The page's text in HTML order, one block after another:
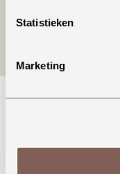
Statistieken
Marketing
Materiaal: 100%